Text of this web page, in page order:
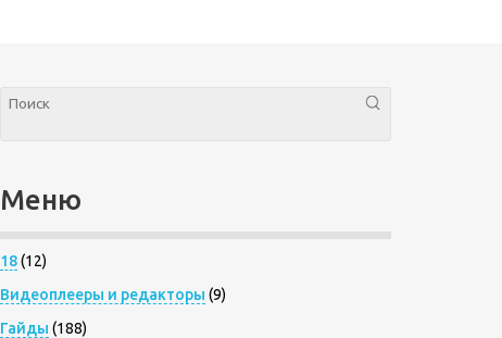
Меню
18(12)
Видеоплееры и редакторы (9)
Гайды (188)